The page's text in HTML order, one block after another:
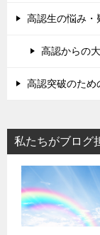
高認生の悩み・
高認からの
高認突破のため
私たちがブログ